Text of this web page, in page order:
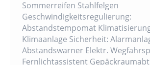
Sommerreifen Stahlfelgen
Geschwindigkeitsregulierung:
Abstandstempomat
Klimaanlage Sicherheit:
Abstandswarner Elektr.
Fernlichtassistent